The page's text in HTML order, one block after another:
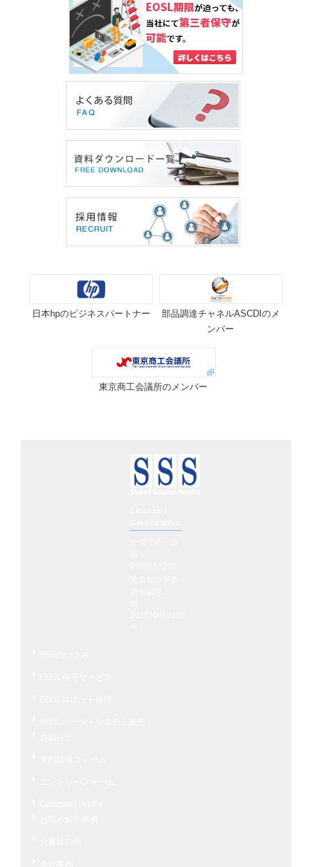
日本hpのビジネスパートナー
部品調達チャネルASCDIのメ
ンバー
東京商工会議所のメンバー